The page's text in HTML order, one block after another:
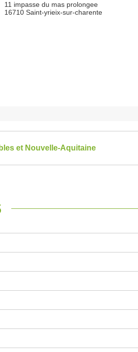
11 impasse du mas prolongee
16710 Saint-yrieix-sur-charente
et Nouvelle-Aquitaine